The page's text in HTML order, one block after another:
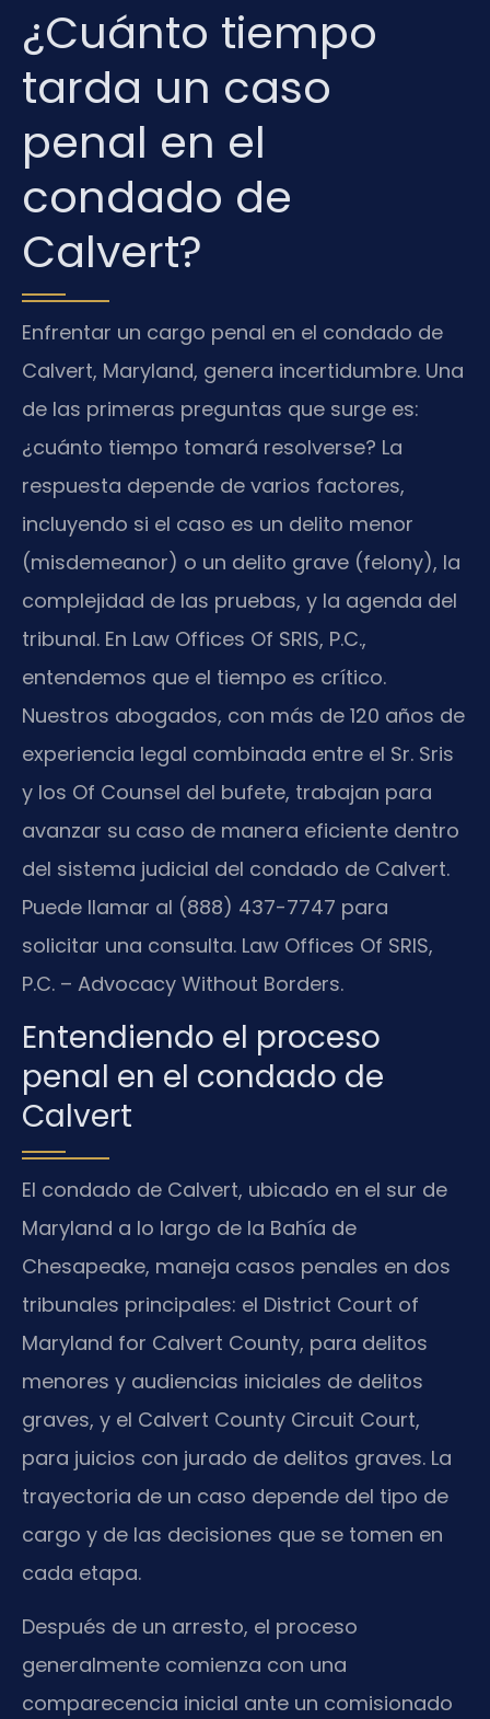
¿Cuánto tiempo
tarda un caso
penal en el
condado de
Calvert?
Enfrentar un cargo penal en el condado de
Calvert, Maryland, genera incertidumbre. Una
de las primeras preguntas que surge es:
¿cuánto tiempo tomará resolverse? La
respuesta depende de varios factores,
incluyendo si el caso es un delito menor
(misdemeanor) o un delito grave (felony), la
complejidad de las pruebas, y la agenda del
tribunal. En Law Offices Of SRIS, P.C.,
entendemos que el tiempo es crítico.
Nuestros abogados, con más de 120 años de
experiencia legal combinada entre el Sr. Sris
y los Of Counsel del bufete, trabajan para
avanzar su caso de manera eficiente dentro
del sistema judicial del condado de Calvert.
Puede llamar al (888) 437-7747 para
solicitar una consulta. Law Offices Of SRIS,
P.C. – Advocacy Without Borders.
Entendiendo el proceso
penal en el condado de
Calvert
El condado de Calvert, ubicado en el sur de
Maryland a lo largo de la Bahía de
Chesapeake, maneja casos penales en dos
tribunales principales: el District Court of
Maryland for Calvert County, para delitos
menores y audiencias iniciales de delitos
graves, y el Calvert County Circuit Court,
para juicios con jurado de delitos graves. La
trayectoria de un caso depende del tipo de
cargo y de las decisiones que se tomen en
cada etapa.
Después de un arresto, el proceso
generalmente comienza con una
comparecencia inicial ante un comisionado